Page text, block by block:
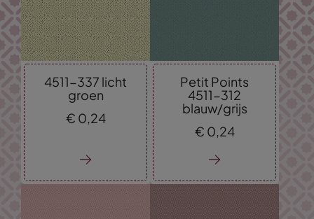
4511-337 licht
groen
€ 0,24
Petit Points
4511-312
blauw/grijs
€ 0,24